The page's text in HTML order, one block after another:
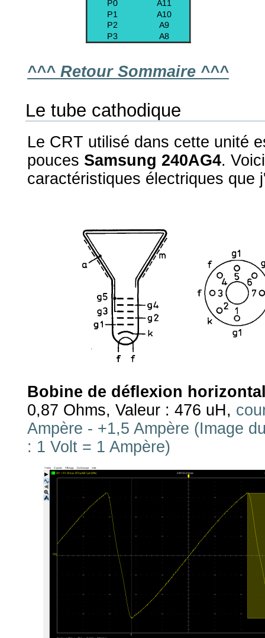
^^^ Retour Sommaire ^^^
Le tube cathodique
Le CRT utilisé dans cette unité
pouces Samsung 240AG4.
caractéristiques électriques que
Bobine de déflexion
0,87 Ohms, Valeur : 476 uH,
Ampère - +1,5 Ampère (Image
: 1 Volt = 1 Ampère)